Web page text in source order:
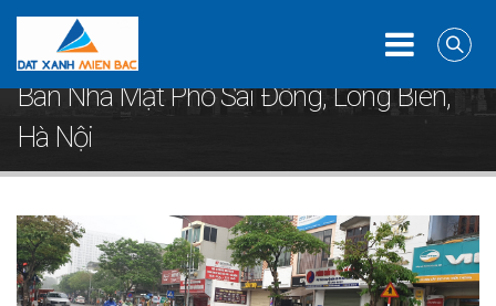
Home Nhà phố
Bán Nhà Mặt Phố Sài Đồng, Long Biên,
Hà Nội